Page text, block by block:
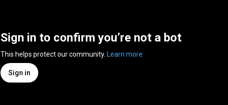
Sign in to confirm you’re not a bot
This helps protect our community. Learn more
Sign in